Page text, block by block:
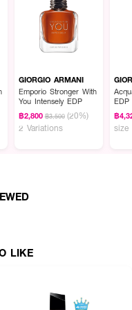
Way Parfumที่โดดเด่นด้วย
และดอกไอริสพัลลิดาสีน้ำเงินอัน
ว่างไสว เช่นเดียวกับดอกส้มจาก
แบบดั้งเดิมที่ปรับปรุงใหม่ ส่งผล
ความซับซ้อนของดอกส้มกับพลัง
GIORGIO ARMANI
Emporio Stronger With
You Intensely EDP
฿2,800 ฿3,500 (20%)
2 Variations
EDP
฿
size
LIKE